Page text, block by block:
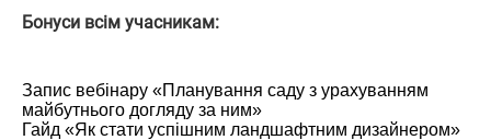
Бонуси всім учасникам:
Запис вебінару «Планування саду з урахуванням
майбутнього догляду за ним»
Гайд «Як стати успішним ландшафтним дизайнером»